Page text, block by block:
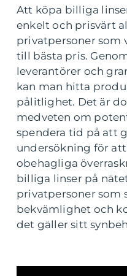
Att köpa billiga
enkelt och prisvärt
privatpersoner som
till bästa pris.
leverantörer och
kan man hitta
pålitlighet. Det är
medveten om
spendera tid på att
undersökning för
obehagliga
billiga linser på
privatpersoner som
bekvämlighet och
det gäller sitt